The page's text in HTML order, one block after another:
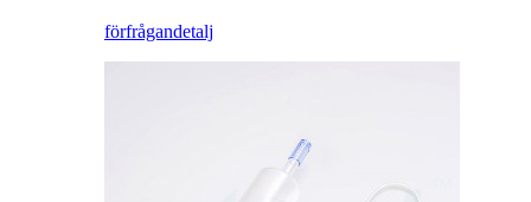
förfrågandetalj